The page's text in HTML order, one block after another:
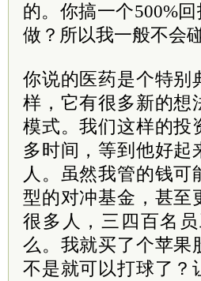
的。你搞一个500%
做？所以我一般不会
你说的医药是个特别
样，它有很多新的想
模式。我们这样的投
多时间，等到他好起
人。虽然我管的钱
型的对冲基金，甚至
很多人，三四百名
么。我就买了个苹果
不是就可以打球了？